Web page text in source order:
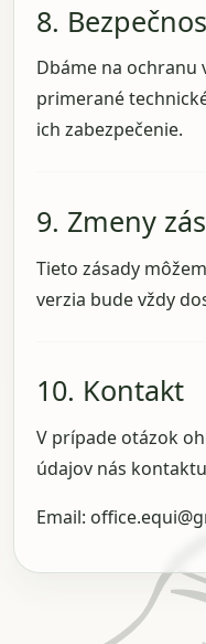
8.
Dbáme na ochranu
primerané
ich zabezpečenie.
9. Zmeny
Tieto zásady
verzia bude vždy
10. Kontakt
V prípade otázok
údajov nás
Email: